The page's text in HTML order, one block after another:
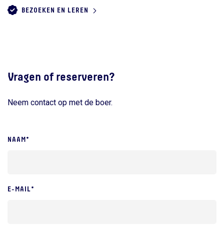
BEZOEKEN EN LEREN
Vragen of reserveren?
Neem contact op met de boer.
NAAM*
E-MAIL*